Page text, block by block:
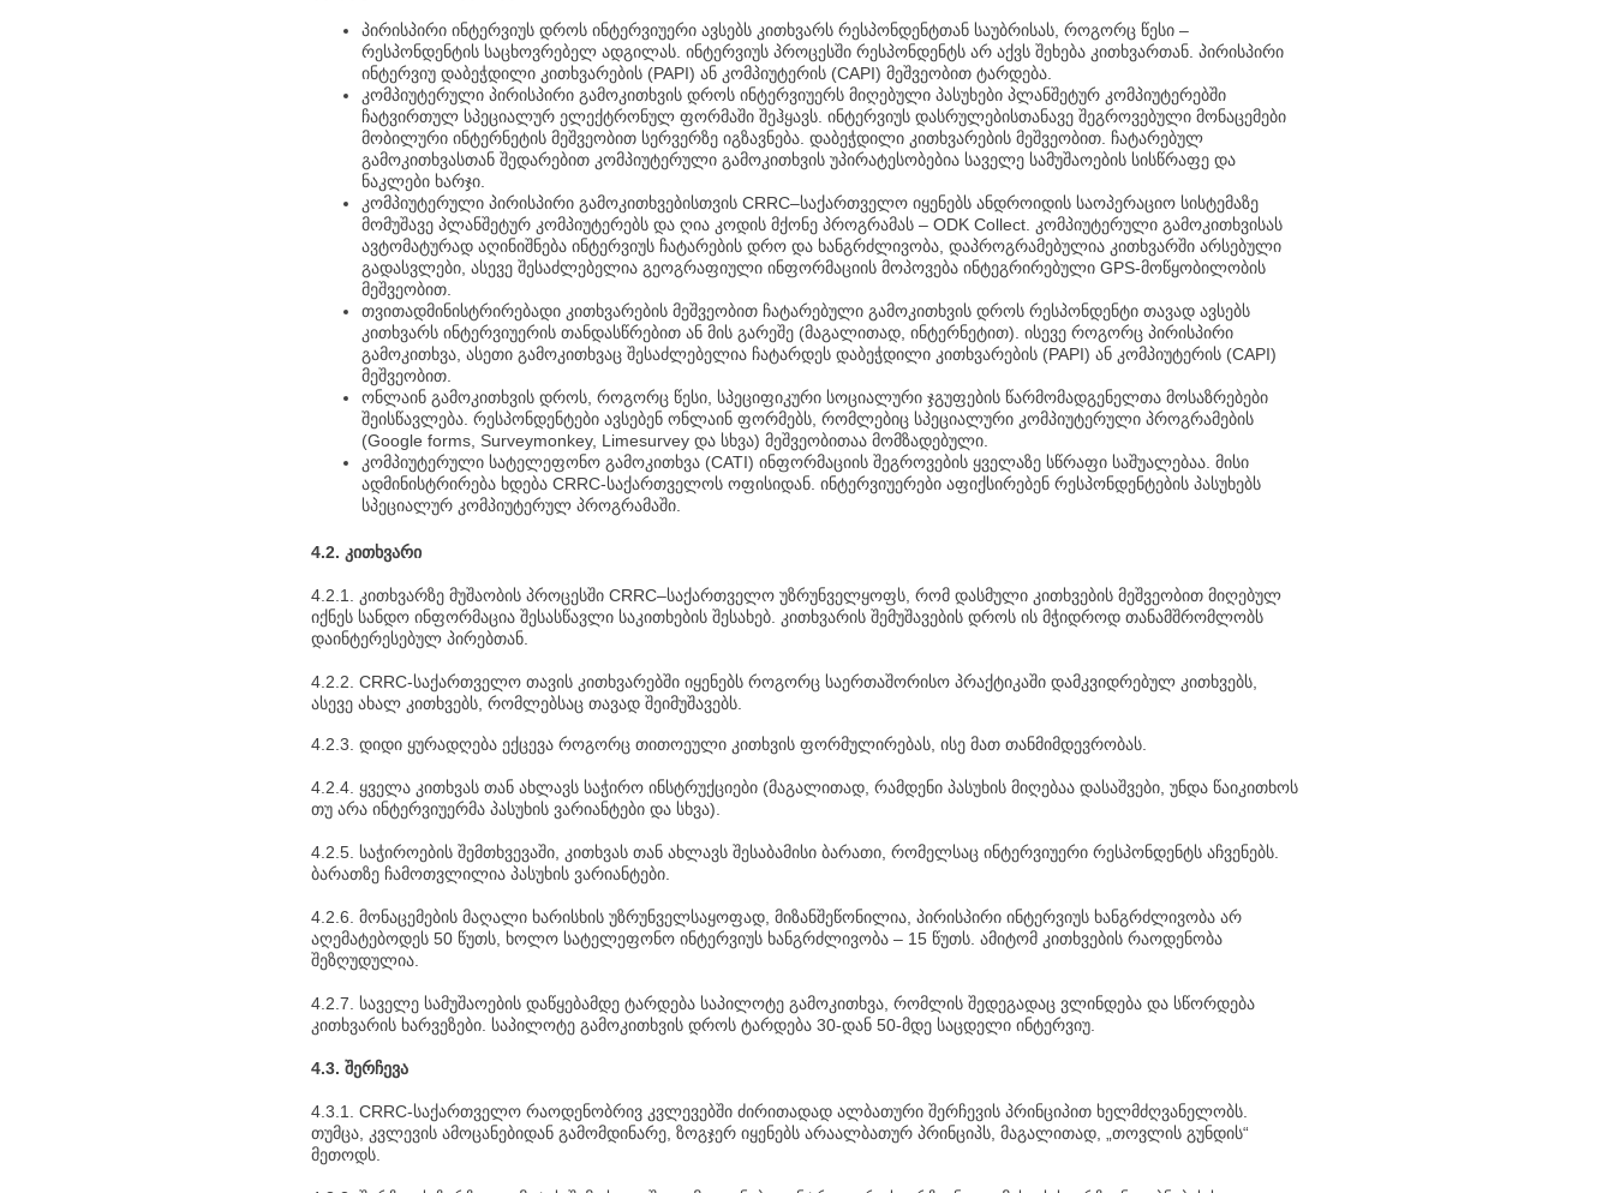
პირისპირი ინტერვიუს დროს ინტერვიუერი ავსებს კითხვარს რესპონდენტთან საუბრისას, როგორც წესი –
რესპონდენტის საცხოვრებელ ადგილას. ინტერვიუს პროცესში რესპონდენტს არ აქვს შეხება კითხვართან. პირისპირი
ინტერვიუ დაბეჭდილი კითხვარების (PAPI) ან კომპიუტერის (CAPI) მეშვეობით ტარდება.
კომპიუტერული პირისპირი გამოკითხვის დროს ინტერვიუერს მიღებული პასუხები პლანშეტურ კომპიუტერებში
ჩატვირთულ სპეციალურ ელექტრონულ ფორმაში შეჰყავს. ინტერვიუს დასრულებისთანავე შეგროვებული მონაცემები
მობილური ინტერნეტის მეშვეობით სერვერზე იგზავნება. დაბეჭდილი კითხვარების მეშვეობით. ჩატარებულ
გამოკითხვასთან შედარებით კომპიუტერული გამოკითხვის უპირატესობებია საველე სამუშაოების სისწრაფე და
ნაკლები ხარჯი.
კომპიუტერული პირისპირი გამოკითხვებისთვის CRRC–საქართველო იყენებს ანდროიდის საოპერაციო სისტემაზე
მომუშავე პლანშეტურ კომპიუტერებს და ღია კოდის მქონე პროგრამას – ODK Collect. კომპიუტერული გამოკითხვისას
ავტომატურად აღინიშნება ინტერვიუს ჩატარების დრო და ხანგრძლივობა, დაპროგრამებულია კითხვარში არსებული
გადასვლები, ასევე შესაძლებელია გეოგრაფიული ინფორმაციის მოპოვება ინტეგრირებული GPS-მოწყობილობის
მეშვეობით.
თვითადმინისტრირებადი კითხვარების მეშვეობით ჩატარებული გამოკითხვის დროს რესპონდენტი თავად ავსებს
კითხვარს ინტერვიუერის თანდასწრებით ან მის გარეშე (მაგალითად, ინტერნეტით). ისევე როგორც პირისპირი
გამოკითხვა, ასეთი გამოკითხვაც შესაძლებელია ჩატარდეს დაბეჭდილი კითხვარების (PAPI) ან კომპიუტერის (CAPI)
მეშვეობით.
ონლაინ გამოკითხვის დროს, როგორც წესი, სპეციფიკური სოციალური ჯგუფების წარმომადგენელთა მოსაზრებები
შეისწავლება. რესპონდენტები ავსებენ ონლაინ ფორმებს, რომლებიც სპეციალური კომპიუტერული პროგრამების
(Google forms, Surveymonkey, Limesurvey და სხვა) მეშვეობითაა მომზადებული.
კომპიუტერული სატელეფონო გამოკითხვა (CATI) ინფორმაციის შეგროვების ყველაზე სწრაფი საშუალებაა. მისი
ადმინისტრირება ხდება CRRC-საქართველოს ოფისიდან. ინტერვიუერები აფიქსირებენ რესპონდენტების პასუხებს
სპეციალურ კომპიუტერულ პროგრამაში.
4.2. კითხვარი
4.2.1. კითხვარზე მუშაობის პროცესში CRRC–საქართველო უზრუნველყოფს, რომ დასმული კითხვების მეშვეობით მიღებულ
იქნეს სანდო ინფორმაცია შესასწავლი საკითხების შესახებ. კითხვარის შემუშავების დროს ის მჭიდროდ თანამშრომლობს
დაინტერესებულ პირებთან.
4.2.2. CRRC-საქართველო თავის კითხვარებში იყენებს როგორც საერთაშორისო პრაქტიკაში დამკვიდრებულ კითხვებს,
ასევე ახალ კითხვებს, რომლებსაც თავად შეიმუშავებს.
4.2.3. დიდი ყურადღება ექცევა როგორც თითოეული კითხვის ფორმულირებას, ისე მათ თანმიმდევრობას.
4.2.4. ყველა კითხვას თან ახლავს საჭირო ინსტრუქციები (მაგალითად, რამდენი პასუხის მიღებაა დასაშვები, უნდა წაიკითხოს
თუ არა ინტერვიუერმა პასუხის ვარიანტები და სხვა).
4.2.5. საჭიროების შემთხვევაში, კითხვას თან ახლავს შესაბამისი ბარათი, რომელსაც ინტერვიუერი რესპონდენტს აჩვენებს.
ბარათზე ჩამოთვლილია პასუხის ვარიანტები.
4.2.6. მონაცემების მაღალი ხარისხის უზრუნველსაყოფად, მიზანშეწონილია, პირისპირი ინტერვიუს ხანგრძლივობა არ
აღემატებოდეს 50 წუთს, ხოლო სატელეფონო ინტერვიუს ხანგრძლივობა – 15 წუთს. ამიტომ კითხვების რაოდენობა
შეზღუდულია.
4.2.7. საველე სამუშაოების დაწყებამდე ტარდება საპილოტე გამოკითხვა, რომლის შედეგადაც ვლინდება და სწორდება
კითხვარის ხარვეზები. საპილოტე გამოკითხვის დროს ტარდება 30-დან 50-მდე საცდელი ინტერვიუ.
4.3. შერჩევა
4.3.1. CRRC-საქართველო რაოდენობრივ კვლევებში ძირითადად ალბათური შერჩევის პრინციპით ხელმძღვანელობს.
თუმცა, კვლევის ამოცანებიდან გამომდინარე, ზოგჯერ იყენებს არაალბათურ პრინციპს, მაგალითად, „თოვლის გუნდის“
მეთოდს.